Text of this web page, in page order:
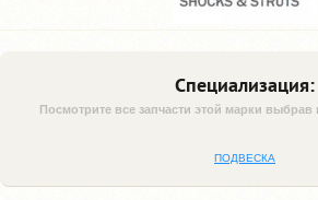
Специализация:
Посмотрите все запчасти этой марки
ПОДВЕСКА